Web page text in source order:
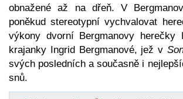
obnažené až na dřeň. V
poněkud stereotypní vychvalovat
výkony dvorní Bergmanovy herečky
krajanky Ingrid Bergmanové, jež v
svých posledních a současně i
snů.